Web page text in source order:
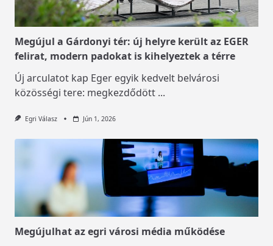
Megújul a Gárdonyi tér: új helyre került az EGER
felirat, modern padokat is kihelyeztek a térre
Új arculatot kap Eger egyik kedvelt belvárosi
közösségi tere: megkezdődött ...
Egri Válasz Jún 1, 2026
Megújulhat az egri városi média működése